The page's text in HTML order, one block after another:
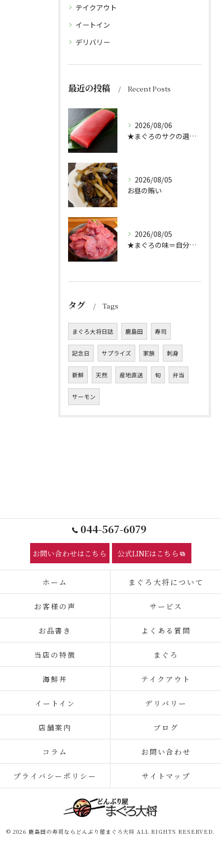
テイクアウト
イートイン
デリバリー
最近の投稿 Recent Posts
2026/08/06
★まぐろのサクの選び方★（どんぶり屋まぐろ大将）
2026/08/05
お昼の賄い
2026/08/05
★まぐろの味＝自分好み？★
タグ Tags
まぐろ大将日誌 鹿島田 寿司
記念日 サプライズ 家族 刺身
新鮮 天然 産地直送 旬 弁当
サーモン
044-567-6079
お問い合わせはこちら 公式LINEはこちら
ホーム まぐろ大将について
お客様の声 サービス
お品書き よくある質問
当店の特徴 まぐろ
海鮮丼 テイクアウト
イートイン デリバリー
店舗案内 ブログ
コラム お問い合わせ
プライバシーポリシー サイトマップ
© 2026 鹿島田の寿司ならどんぶり屋まぐろ大将 ALL RIGHTS RESERVED.